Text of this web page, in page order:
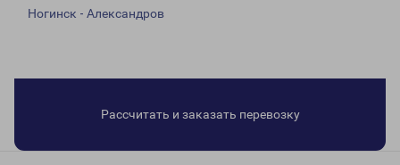
Ногинск - Александров
Рассчитать и заказать перевозку